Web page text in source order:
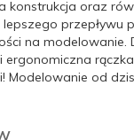
konstrukcja oraz
przepływu
na modelowanie.
ergonomiczna
Modelowanie od